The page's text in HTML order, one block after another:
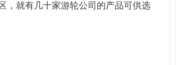
，就有几十家游轮公司的产品可供选